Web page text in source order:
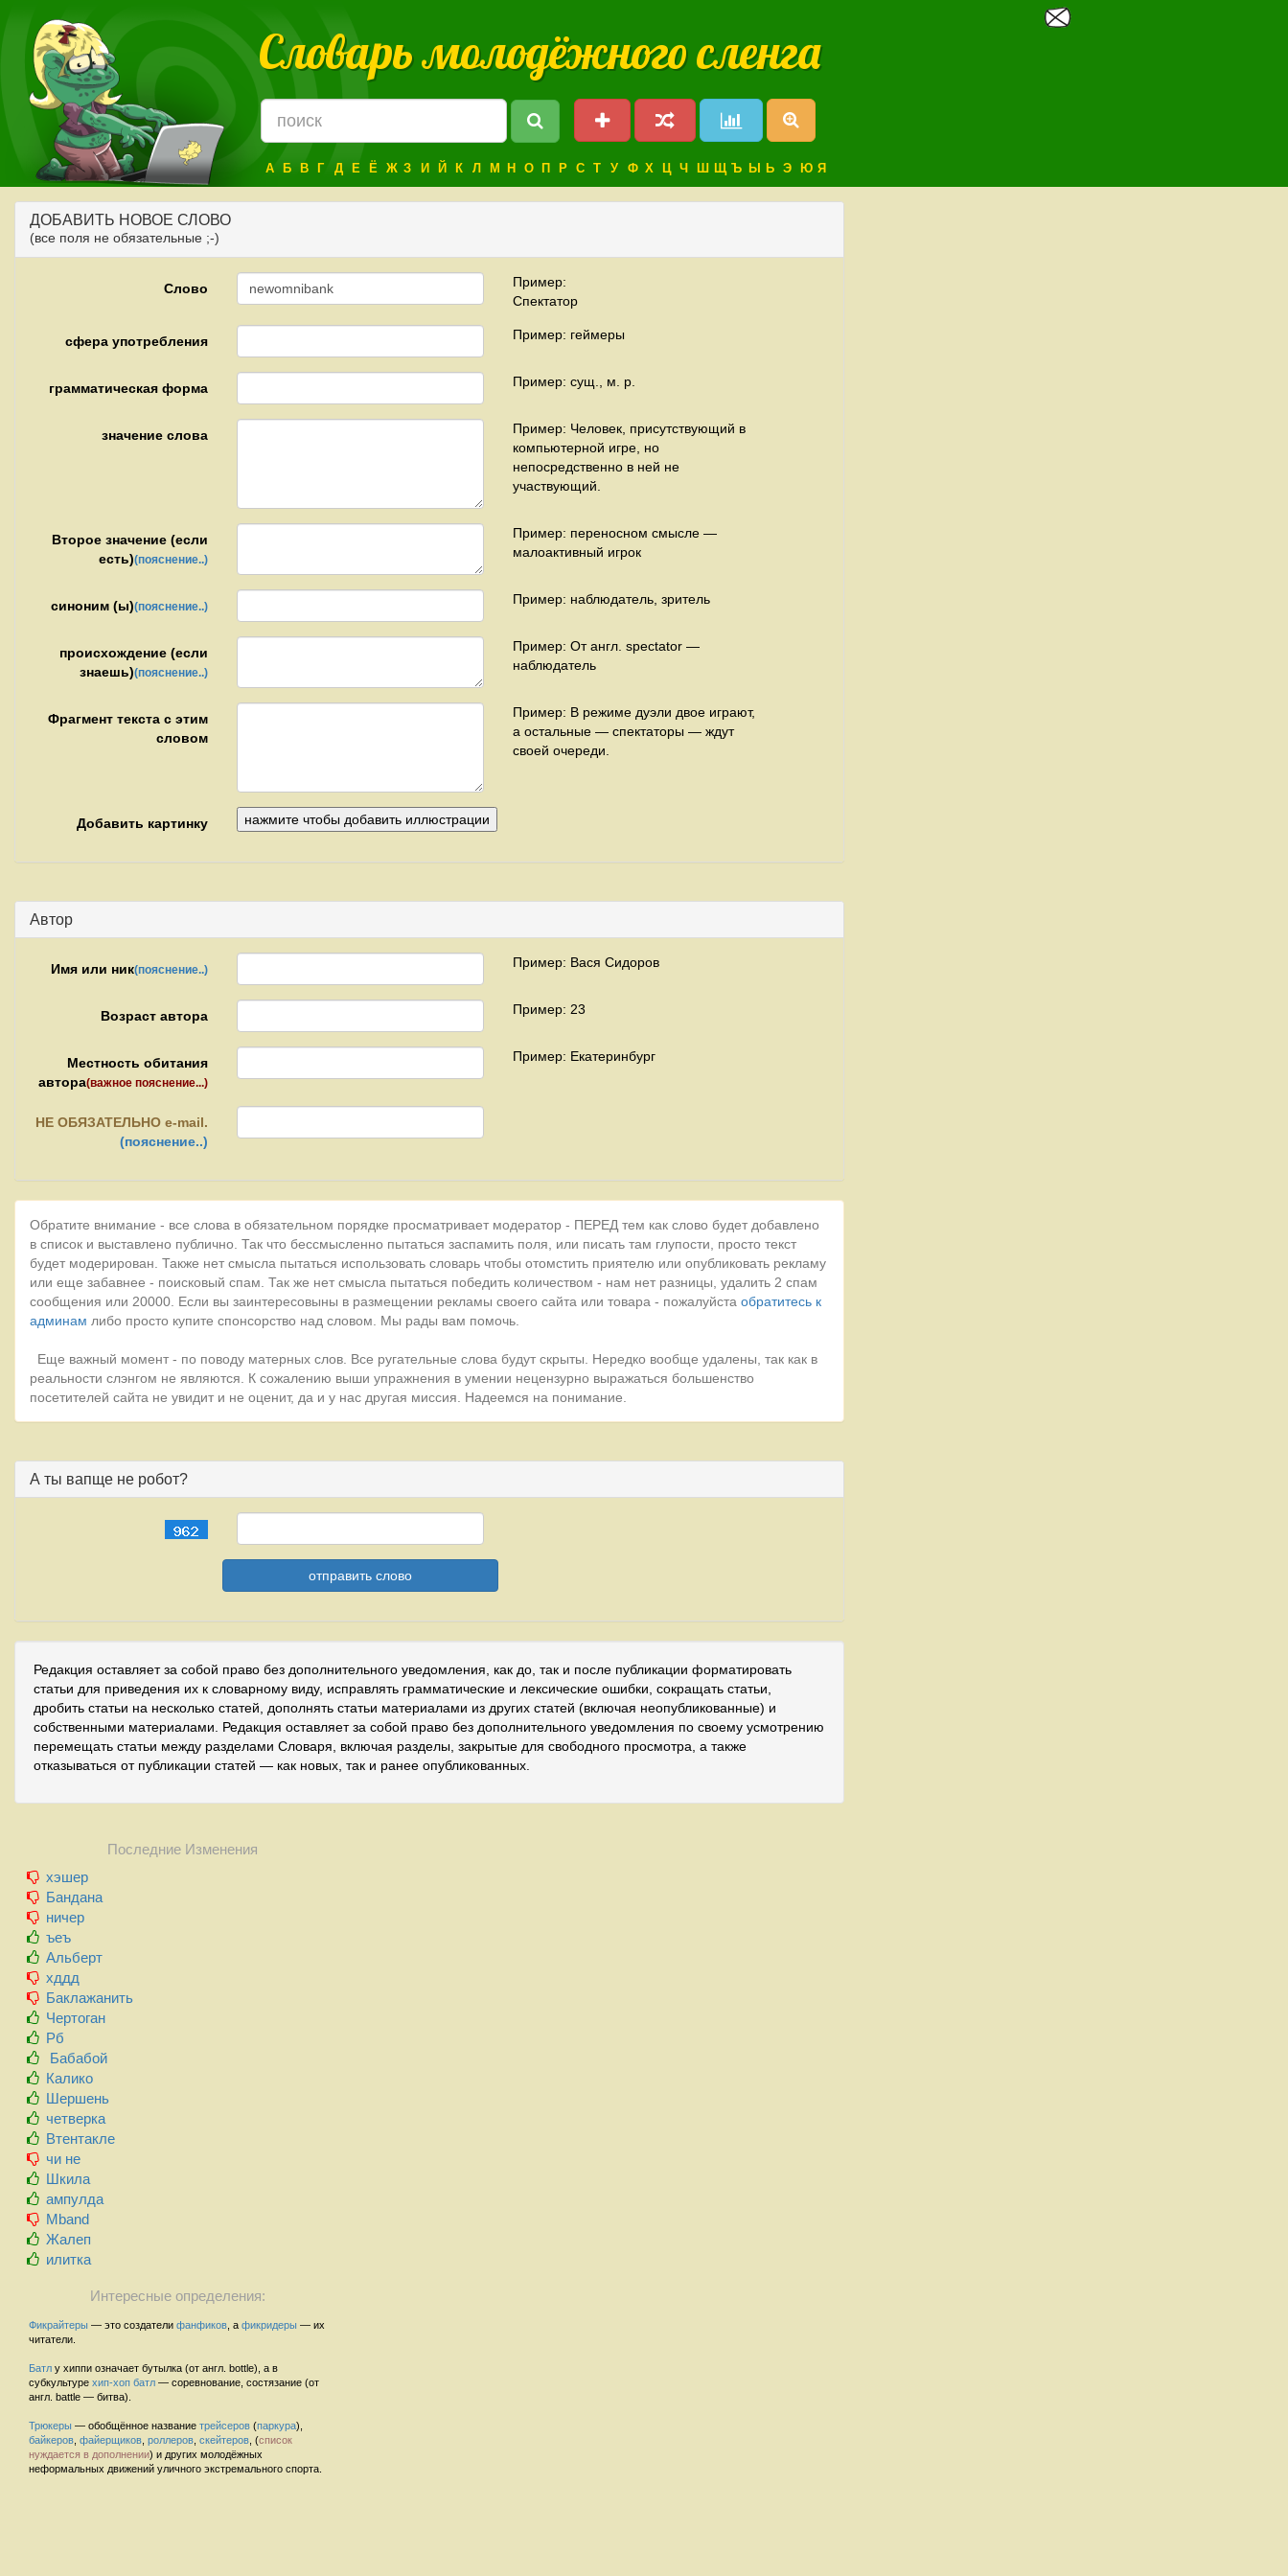
Словарь молодёжного сленга
А Б В Г Д Е Ё Ж З И Й К Л М Н О П Р С Т У Ф Х Ц Ч Ш Щ Ъ Ы Ь Э Ю Я
ДОБАВИТЬ НОВОЕ СЛОВО
(все поля не обязательные ;-)
Слово
Пример:
Спектатор
сфера употребления Пример: геймеры
грамматическая форма Пример: сущ., м. р.
значение слова
Пример: Человек, присутствующий в
компьютерной игре, но
непосредственно в ней не
участвующий.
Второе значение (если
есть)(пояснение..)
Пример: переносном смысле —
малоактивный игрок
синоним (ы)(пояснение..) Пример: наблюдатель, зритель
происхождение (если
знаешь)(пояснение..)
Пример: От англ. spectator —
наблюдатель
Фрагмент текста с этим
словом
Пример: В режиме дуэли двое играют,
а остальные — спектаторы — ждут
своей очереди.
Добавить картинку
Автор
Имя или ник(пояснение..) Пример: Вася Сидоров
Возраст автора Пример: 23
Местность обитания
автора(важное пояснение...)
Пример: Екатеринбург
НЕ ОБЯЗАТЕЛЬНО e-mail.
(пояснение..)
Обратите внимание - все слова в обязательном порядке просматривает модератор - ПЕРЕД тем как слово будет добавлено
в список и выставлено публично. Так что бессмысленно пытаться заспамить поля, или писать там глупости, просто текст
будет модерирован. Также нет смысла пытаться использовать словарь чтобы отомстить приятелю или опубликовать рекламу
или еще забавнее - поисковый спам. Так же нет смысла пытаться победить количеством - нам нет разницы, удалить 2 спам
сообщения или 20000. Если вы заинтересовыны в размещении рекламы своего сайта или товара - пожалуйста обратитесь к
админам либо просто купите спонсорство над словом. Мы рады вам помочь.
Еще важный момент - по поводу матерных слов. Все ругательные слова будут скрыты. Нередко вообще удалены, так как в
реальности слэнгом не являются. К сожалению выши упражнения в умении нецензурно выражаться большенство
посетителей сайта не увидит и не оценит, да и у нас другая миссия. Надеемся на понимание.
А ты вапще не робот?
Редакция оставляет за собой право без дополнительного уведомления, как до, так и после публикации форматировать
статьи для приведения их к словарному виду, исправлять грамматические и лексические ошибки, сокращать статьи,
дробить статьи на несколько статей, дополнять статьи материалами из других статей (включая неопубликованные) и
собственными материалами. Редакция оставляет за собой право без дополнительного уведомления по своему усмотрению
перемещать статьи между разделами Словаря, включая разделы, закрытые для свободного просмотра, а также
отказываться от публикации статей — как новых, так и ранее опубликованных.
Последние Изменения
хэшер
Бандана
ничер
ъеъ
Альберт
хддд
Баклажанить
Чертоган
Рб
Бабабой
Калико
Шершень
четверка
Втентакле
чи не
Шкила
ампулда
Mband
Жалеп
илитка
Интересные определения:
Фикрайтеры — это создатели фанфиков , а фикридеры — их
читатели.
Батл у хиппи означает бутылка (от англ. bottle), а в
субкультуре хип-хоп батл — соревнование, состязание (от
англ. battle — битва).
Трюкеры — обобщённое название трейсеров (паркура),
байкеров файерщиков роллеров скейтеров , (список
нуждается в дополнении) и других молодёжных
неформальных движений уличного экстремального спорта.